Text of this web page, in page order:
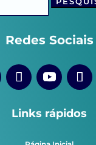
Redes Sociais
Links rápidos